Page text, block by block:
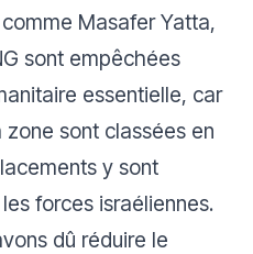
Masafer Yatta,
sont empêchées
essentielle, car
sont classées en
y sont
forces israéliennes.
dû réduire le